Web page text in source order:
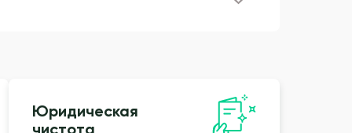
Юридическая
чистота